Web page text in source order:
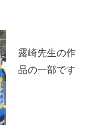
露崎先生の作
品の一部です